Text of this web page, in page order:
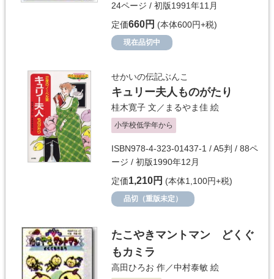
24ページ / 初版1991年11月
定価660円 (本体600円+税)
現在品切中
せかいの伝記ぶんこ
キュリー夫人ものがたり
桂木寛子 文／ まるやま佳 絵
小学校低学年から
ISBN978-4-323-01437-1 / A5判 / 88ペ
ージ / 初版1990年12月
定価1,210円 (本体1,100円+税)
品切（重版未定）
たこやきマントマン どくぐ
もカミラ
高田ひろお 作／中村泰敏 絵